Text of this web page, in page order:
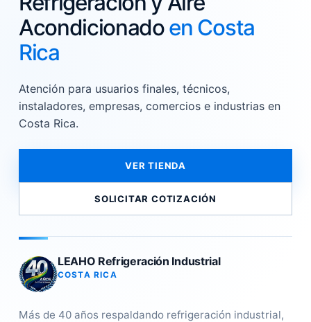
Acondicionadoen Costa
Rica
Atención para usuarios finales, técnicos,
instaladores, empresas, comercios e industrias en
Costa Rica.
VER TIENDA
SOLICITAR COTIZACIÓN
LEAHO Refrigeración Industrial
COSTA RICA
Más de 40 años respaldando refrigeración industrial,